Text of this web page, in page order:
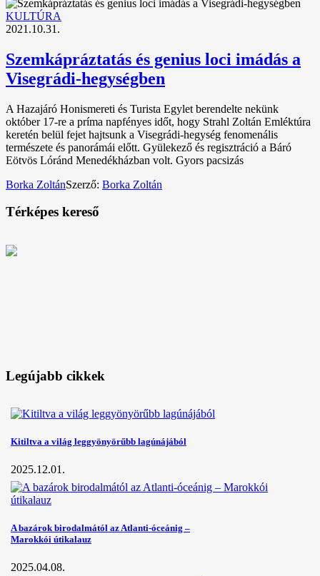
KULTÚRA
2021.10.31.
Szemkápráztatás és genius loci imádás a
Visegrádi-hegységben
A Hazajáró Honismereti és Turista Egylet berendelte nekünk
október 17-re a príma napfényes időt, hogy Strahl Zoltán Emléktúra
keretén belül fejet hajtsunk a Visegrádi-hegység fenomenális
természete és panorámái előtt. Gyülekező és regisztráció a Báró
Eötvös Lóránd Menedékházban volt. Gyors pacsizás
Borka ZoltánSzerző: Borka Zoltán
Térképes kereső
Legújabb cikkek
Kitiltva a világ leggyönyörűbb lagúnájából
2025.12.01.
A bazárok birodalmától az Atlanti-óceánig –
Marokkói útikalauz
2025.04.08.